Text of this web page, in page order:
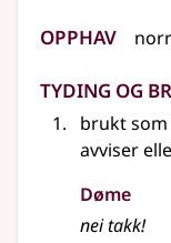
Opphav
Tyding og
brukt som
avviser
Døme
nei takk!